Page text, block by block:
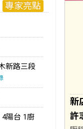
專家亮點
新路三段
陽台 1廚
新
許